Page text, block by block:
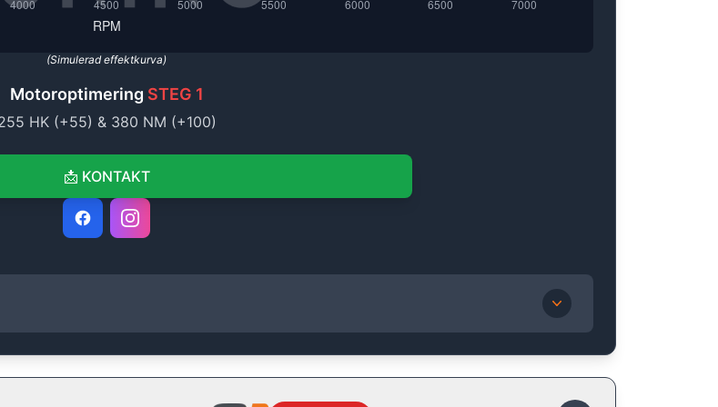
(Simulerad effektkurva)
Motoroptimering STEG 1
HK (+55) & 380 NM (+100)
📩 KONTAKT